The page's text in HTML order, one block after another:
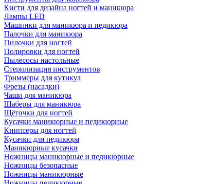
Кисти для дизайна ногтей и маникюра
Лампы LED
Машинки для маникюра и педикюра
Палочки для маникюра
Пилочки для ногтей
Полировки для ногтей
Пылесосы настольные
Стерилизация инструментов
Триммеры для кутикул
Фрезы (насадки)
Чаши для маникюра
Шаберы для маникюра
Щёточки для ногтей
Кусачки маникюрные и педикюрные
Книпсеры для ногтей
Кусачки для педикюра
Маникюрные кусачки
Ножницы маникюрные и педикюрные
Ножницы безопасные
Ножницы маникюрные